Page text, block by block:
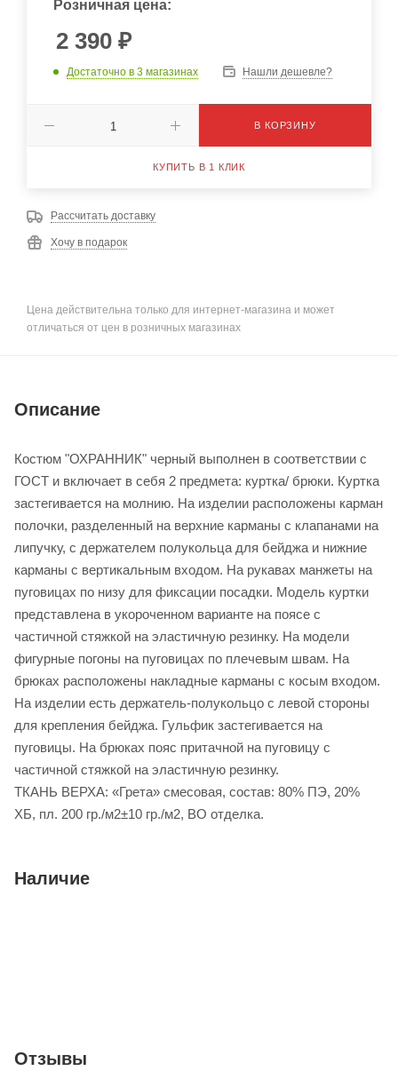
Розничная цена:
2 390 ₽
Достаточно в 3 магазинах Нашли дешевле?
В КОРЗИНУ
КУПИТЬ В 1 КЛИК
Рассчитать доставку
Хочу в подарок
Цена действительна только для интернет-магазина и может
отличаться от цен в розничных магазинах
Описание
Костюм "ОХРАННИК" черный выполнен в соответствии с
ГОСТ и включает в себя 2 предмета: куртка/ брюки. Куртка
застегивается на молнию. На изделии расположены карман
полочки, разделенный на верхние карманы с клапанами на
липучку, с держателем полукольца для бейджа и нижние
карманы с вертикальным входом. На рукавах манжеты на
пуговицах по низу для фиксации посадки. Модель куртки
представлена в укороченном варианте на поясе с
частичной стяжкой на эластичную резинку. На модели
фигурные погоны на пуговицах по плечевым швам. На
брюках расположены накладные карманы с косым входом.
На изделии есть держатель-полукольцо с левой стороны
для крепления бейджа. Гульфик застегивается на
пуговицы. На брюках пояс притачной на пуговицу с
частичной стяжкой на эластичную резинку.
ТКАНЬ ВЕРХА: «Грета» смесовая, состав: 80% ПЭ, 20%
ХБ, пл. 200 гр./м2±10 гр./м2, ВО отделка.
Наличие
Отзывы